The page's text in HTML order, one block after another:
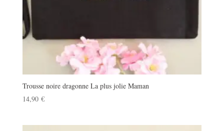
Trousse noire dragonne La plus jolie Maman
14,90 €